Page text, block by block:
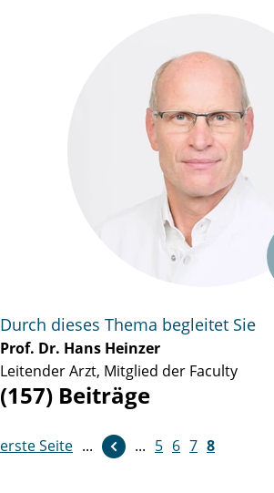
Durch dieses Thema begleitet Sie
Prof. Dr. Hans Heinzer
Leitender Arzt, Mitglied der Faculty
(157) Beiträge
erste Seite ... ... 5 6 7 8